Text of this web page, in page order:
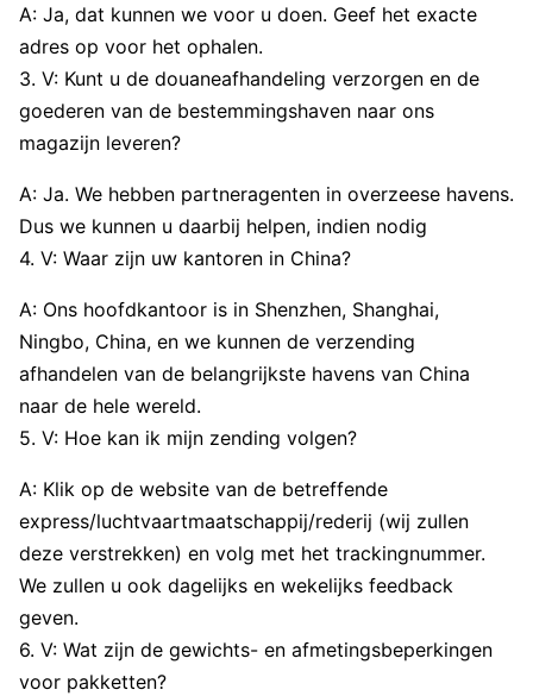
A: Ja, dat kunnen we voor u doen. Geef het exacte
adres op voor het ophalen.
3. V: Kunt u de douaneafhandeling verzorgen en de
goederen van de bestemmingshaven naar ons
magazijn leveren?
A: Ja. We hebben partneragenten in overzeese havens.
Dus we kunnen u daarbij helpen, indien nodig
4. V: Waar zijn uw kantoren in China?
A: Ons hoofdkantoor is in Shenzhen, Shanghai,
Ningbo, China, en we kunnen de verzending
afhandelen van de belangrijkste havens van China
naar de hele wereld.
5. V: Hoe kan ik mijn zending volgen?
A: Klik op de website van de betreffende
express/luchtvaartmaatschappij/rederij (wij zullen
deze verstrekken) en volg met het trackingnummer.
We zullen u ook dagelijks en wekelijks feedback
geven.
6. V: Wat zijn de gewichts- en afmetingsbeperkingen
voor pakketten?